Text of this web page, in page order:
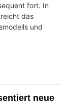
fort. In
das
und
neue